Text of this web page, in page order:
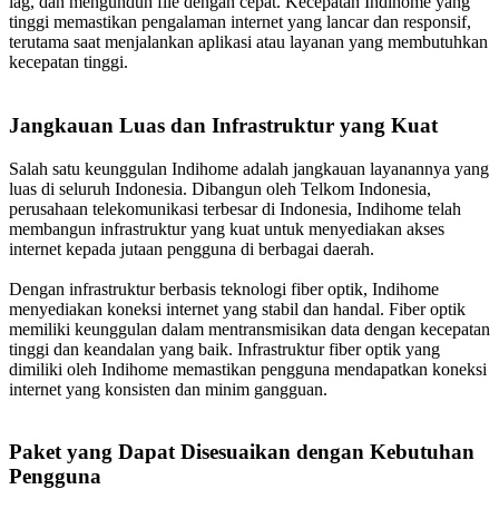
tinggi memastikan pengalaman internet yang lancar dan responsif,
terutama saat menjalankan aplikasi atau layanan yang membutuhkan
kecepatan tinggi.
Jangkauan Luas dan Infrastruktur yang Kuat
Salah satu keunggulan Indihome adalah jangkauan layanannya yang
luas di seluruh Indonesia. Dibangun oleh Telkom Indonesia,
perusahaan telekomunikasi terbesar di Indonesia, Indihome telah
membangun infrastruktur yang kuat untuk menyediakan akses
internet kepada jutaan pengguna di berbagai daerah.
Dengan infrastruktur berbasis teknologi fiber optik, Indihome
menyediakan koneksi internet yang stabil dan handal. Fiber optik
memiliki keunggulan dalam mentransmisikan data dengan kecepatan
tinggi dan keandalan yang baik. Infrastruktur fiber optik yang
dimiliki oleh Indihome memastikan pengguna mendapatkan koneksi
internet yang konsisten dan minim gangguan.
Paket yang Dapat Disesuaikan dengan Kebutuhan
Pengguna